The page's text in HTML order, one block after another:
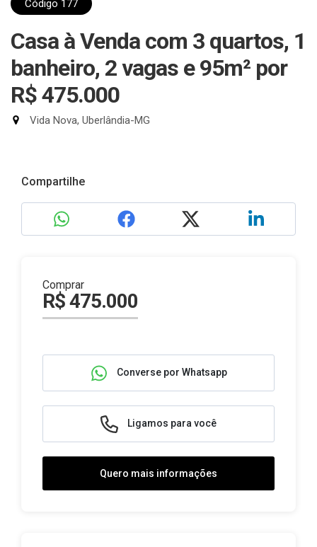
Código 177
Casa à Venda com 3 quartos, 1
banheiro, 2 vagas e 95m² por
R$ 475.000
Vida Nova, Uberlândia-MG
Compartilhe
Comprar
R$ 475.000
Converse por Whatsapp
Ligamos para você
Quero mais informações